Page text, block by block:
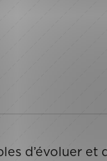
d’évoluer et